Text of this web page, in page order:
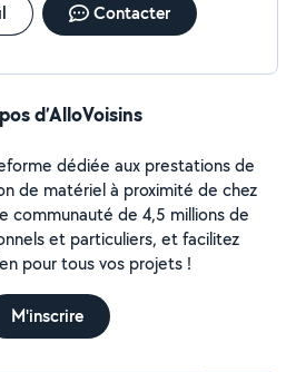
Contacter
d’AlloVoisins
dédiée aux prestations de
de matériel à proximité de chez
communauté de 4,5 millions de
et particuliers, et facilitez
pour tous vos projets !
M'inscrire